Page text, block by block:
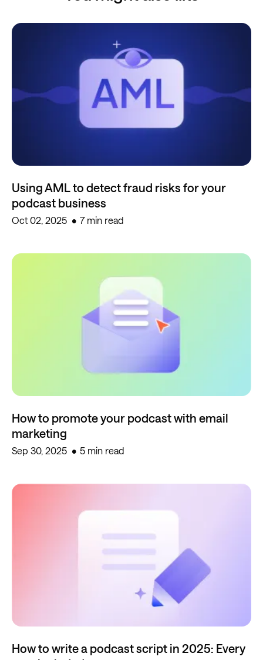
Using AML to detect fraud risks for your
podcast business
Oct 02, 2025 7 min read
How to promote your podcast with email
marketing
Sep 30, 2025 5 min read
How to write a podcast script in 2025: Every